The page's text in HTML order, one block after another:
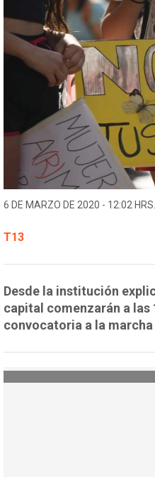
6 DE MARZO DE 2020 - 12:02 HRS.
T13
Desde la institución
capital comenzarán a las
convocatoria a la